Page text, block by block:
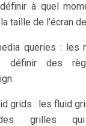
à quel
taille de l’écran
queries : les
définir des
grids : les fluid
grilles qui